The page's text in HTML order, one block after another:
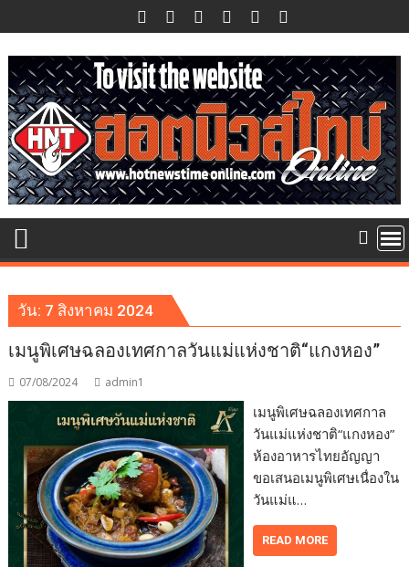
to
content
วัน: 7 สิงหาคม 2024
เมนูพิเศษฉลองเทศกาลวันแม่แห่งชาติ“แกงหอง”
07/08/2024 admin1
เมนูพิเศษฉลองเทศกาล
วันแม่แห่งชาติ“แกงหอง”
ห้องอาหารไทยอัญญา
ขอเสนอเมนูพิเศษเนื่องใน
วันแม่แ…
READ MORE